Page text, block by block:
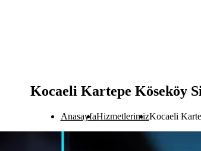
Kocaeli Kartepe Köseköy
AnasayfaHizmetlerimizKocaeli